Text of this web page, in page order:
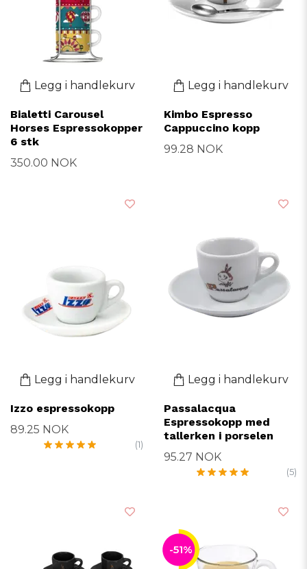
Legg i handlekurv
Bialetti Carousel
Horses Espressokopper
6 stk
350.00 NOK
Legg i handlekurv
Kimbo Espresso
Cappuccino kopp
99.28 NOK
Legg i handlekurv
Izzo espressokopp
89.25 NOK
(1)
Legg i handlekurv
Passalacqua
Espressokopp med
tallerken i porselen
95.27 NOK
(5)
-51%